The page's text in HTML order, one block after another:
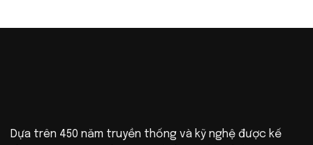
Dựa trên 450 năm truyền thống và kỹ nghệ được kế